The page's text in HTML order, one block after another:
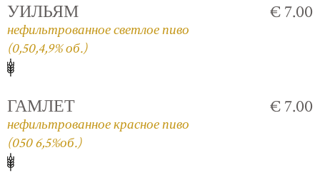
УИЛЬЯМ
нефильтрованное светлое пиво
(0,50,4,9% об.)
€ 7.00
ГАМЛЕТ
нефильтрованное красное пиво
(050 6,5%об.)
€ 7.00